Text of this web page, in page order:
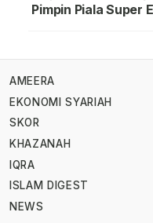
Pimpin Piala Super
AMEERA
EKONOMI SYARIAH
SKOR
KHAZANAH
IQRA
ISLAM DIGEST
NEWS